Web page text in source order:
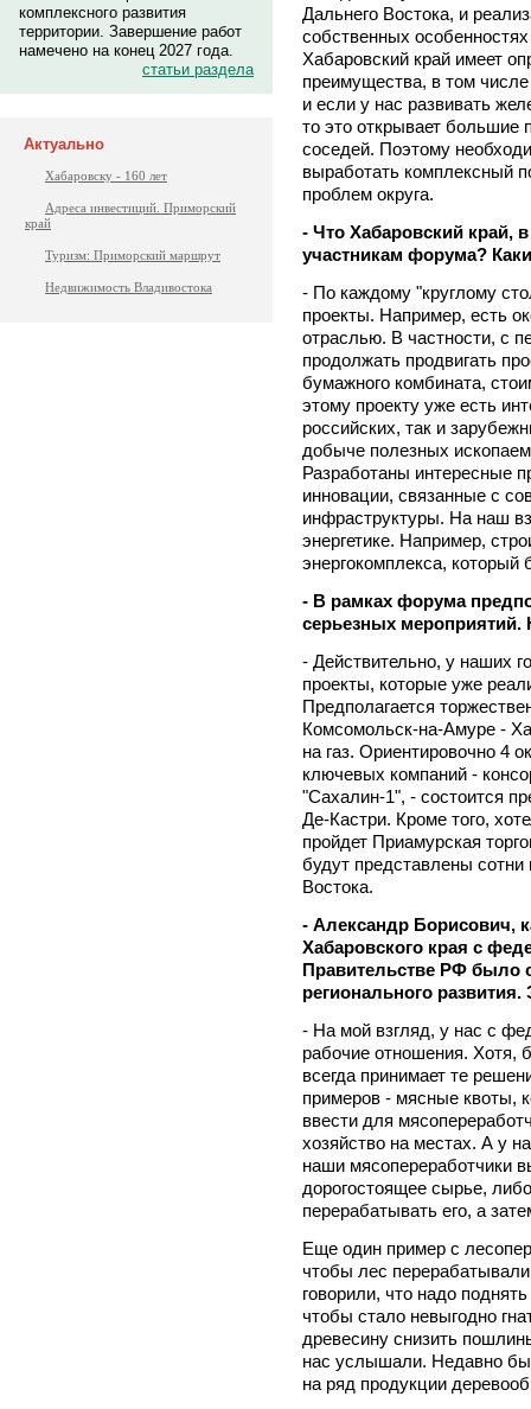
комплексного развития
территории. Завершение работ
намечено на конец 2027 года.
статьи раздела
Актуально
Хабаровску - 160 лет
Адреса инвестиций. Приморский
край
Туризм: Приморский маршрут
Недвижимость Владивостока
Дальнего Востока, и
собственных
Хабаровский край имеет
преимущества, в том
и если у нас развивать
то это открывает большие
соседей. Поэтому
выработать комплексный
проблем округа.
- Что Хабаровский край,
участникам форума?
- По каждому "круглому
проекты. Например, есть
отраслью. В частности, с
продолжать продвигать
бумажного комбината,
этому проекту уже есть
российских, так и
добыче полезных
Разработаны интересные
инновации, связанные с
инфраструктуры. На наш
энергетике. Например,
энергокомплекса, который
- В рамках форума
серьезных мероприятий.
- Действительно, у наших
проекты, которые уже
Предполагается
Комсомольск-на-Амуре -
на газ. Ориентировочно 4
ключевых компаний -
"Сахалин-1", - состоится
Де-Кастри. Кроме того,
пройдет Приамурская
будут представлены
Востока.
- Александр Борисович,
Хабаровского края с
Правительстве РФ было
регионального
- На мой взгляд, у нас с
рабочие отношения. Хотя,
всегда принимает те
примеров - мясные квоты,
ввести для
хозяйство на местах. А у
наши мясопереработчики
дорогостоящее сырье,
перерабатывать его, а
Еще один пример с
чтобы лес
говорили, что надо
чтобы стало невыгодно
древесину снизить
нас услышали. Недавно
на ряд продукции